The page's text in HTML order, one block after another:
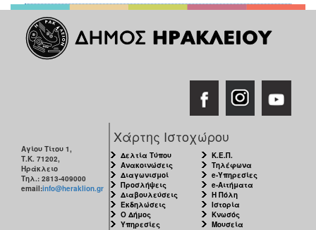
Αγίου Τίτου 1,
Τ.Κ. 71202,
Ηράκλειο
Τηλ.: 2813-409000
email:info@heraklion.gr
Χάρτης Ιστοχώρου
Δελτία Τύπου
Ανακοινώσεις
Διαγωνισμοί
Προσλήψεις
Διαβουλεύσεις
Εκδηλώσεις
Ο Δήμος
Υπηρεσίες
Κ.Ε.Π.
Τηλέφωνα
e-Υπηρεσίες
e-Αιτήματα
Η Πόλη
Ιστορία
Κνωσός
Μουσεία